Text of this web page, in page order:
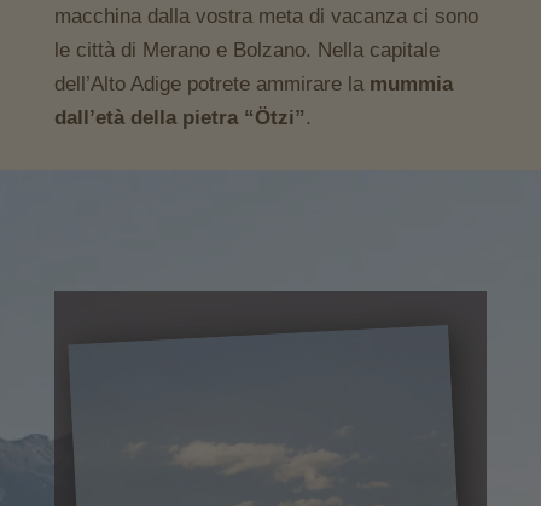
macchina dalla vostra meta di vacanza ci sono
le città di Merano e Bolzano. Nella capitale
dell’Alto Adige potrete ammirare la mummia
dall’età della pietra “Ötzi”.